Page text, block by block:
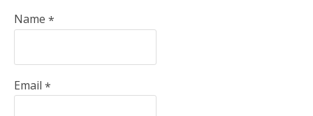
Name *
Email *